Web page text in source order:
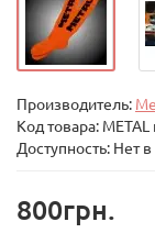
Производитель:
Код товара:
Доступность: Нет
800грн.